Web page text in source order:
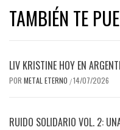
TAMBIÉN TE
LIV KRISTINE HOY EN
POR METAL ETERNO /14/07/2026
RUIDO SOLIDARIO VOL. 2: